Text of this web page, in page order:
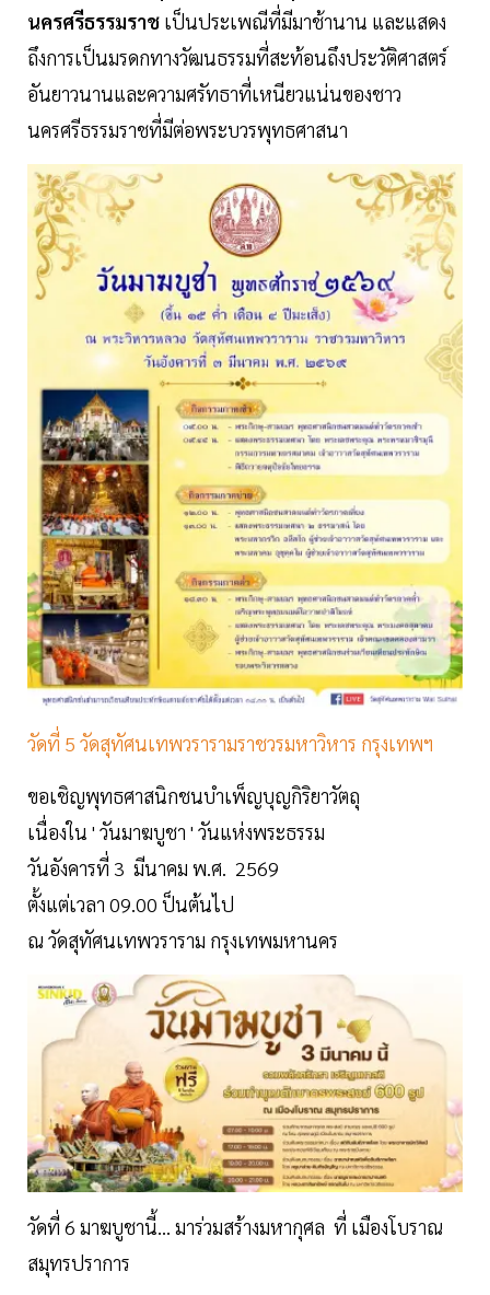
นครศรีธรรมราช เป็นประเพณีที่มีมาช้านาน และแสดง
ถึงการเป็นมรดกทางวัฒนธรรมที่สะท้อนถึงประวัติศาสตร์
อันยาวนานและความศรัทธาที่เหนียวแน่นของชาว
นครศรีธรรมราชที่มีต่อพระบวรพุทธศาสนา
วัดที่ 5 วัดสุทัศนเทพวรารามราชวรมหาวิหาร กรุงเทพฯ
ขอเชิญพุทธศาสนิกชนบำเพ็ญบุญกิริยาวัตถุ
เนื่องใน ' วันมาฆบูชา ' วันแห่งพระธรรม
วันอังคารที่ 3 มีนาคม พ.ศ. 2569
ตั้งแต่เวลา 09.00 ป็นต้นไป
ณ วัดสุทัศนเทพวราราม กรุงเทพมหานคร
วัดที่ 6 มาฆบูชานี้… มาร่วมสร้างมหากุศล ที่ เมืองโบราณ
สมุทรปราการ